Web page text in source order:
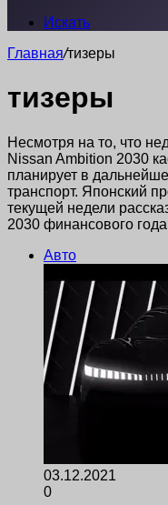
Искать
Главная/тизеры
тизеры
Несмотря на то, что
Nissan Ambition 2030
планирует в
транспорт. Японский
текущей недели
2030 финансового
Авто
03.12.2021
0